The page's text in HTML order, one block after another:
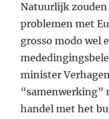
Natuurlijk zouden
problemen met
grosso modo wel
minister
“samenwerking”
handel met het